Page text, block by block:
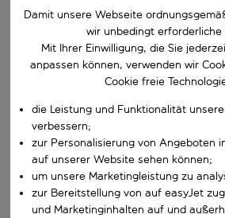
Beginne mit der Eingabe für die
Reiseziel wählen
Nach
Wähle ein Ab- und Rückflugdatum aus.
Reisezeitraum wählen
Wann
Suchen
Damit unsere Webseite
wir unbedingt erforderliche
Mit Ihrer Einwilligung, die Sie
anpassen können, verwenden wir
Cookie freie
die Leistung und Funktionalität
verbessern;
zur Personalisierung von Angeboten
auf unserer Website sehen können;
um unsere Marketingleistung zu
zur Bereitstellung von auf easyJet
und Marketinginhalten auf und